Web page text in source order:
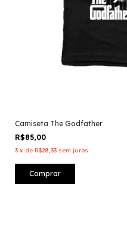
Camiseta The Godfather
R$85,00
3 x de R$28,33 sem juros
Comprar